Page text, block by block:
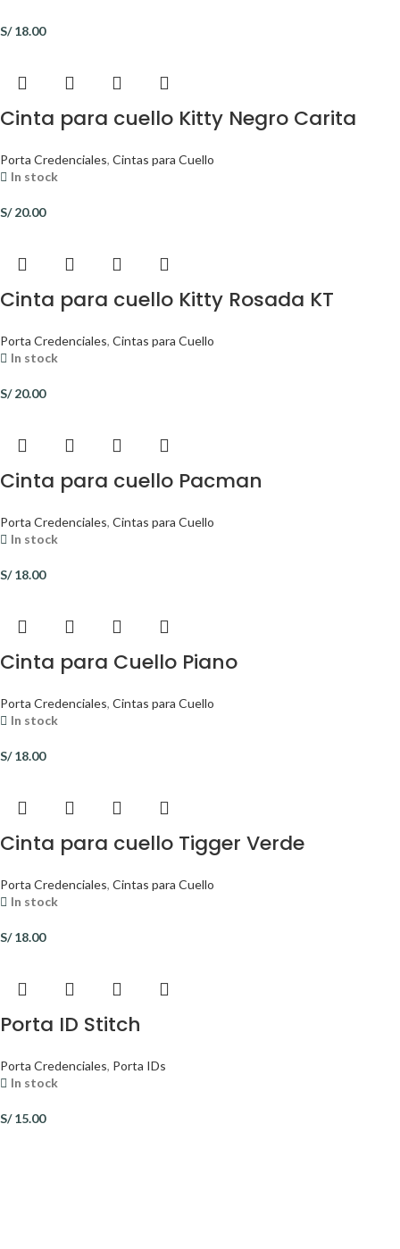
S/18.00
Cinta para cuello Kitty Negro Carita
Porta Credenciales, Cintas para Cuello
In stock
S/20.00
Cinta para cuello Kitty Rosada KT
Porta Credenciales, Cintas para Cuello
In stock
S/20.00
Cinta para cuello Pacman
Porta Credenciales, Cintas para Cuello
In stock
S/18.00
Cinta para Cuello Piano
Porta Credenciales, Cintas para Cuello
In stock
S/18.00
Cinta para cuello Tigger Verde
Porta Credenciales, Cintas para Cuello
In stock
S/18.00
Porta ID Stitch
Porta Credenciales, Porta IDs
In stock
S/15.00